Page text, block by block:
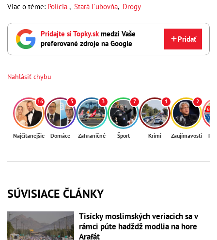
Viac o téme: Polícia , Stará Ľubovňa, Drogy
Pridajte si Topky.skmedzi Vaše
preferované zdroje na Google
Pridať
Nahlásiť chybu
16
Najčítanejšie
3
Domáce
3
Zahraničné
7
Šport
1
Krimi
2
Zaujímavosti
SÚVISIACE ČLÁNKY
Tisícky moslimských veriacich sa v
rámci púte hadždž modlia na hore
Arafát